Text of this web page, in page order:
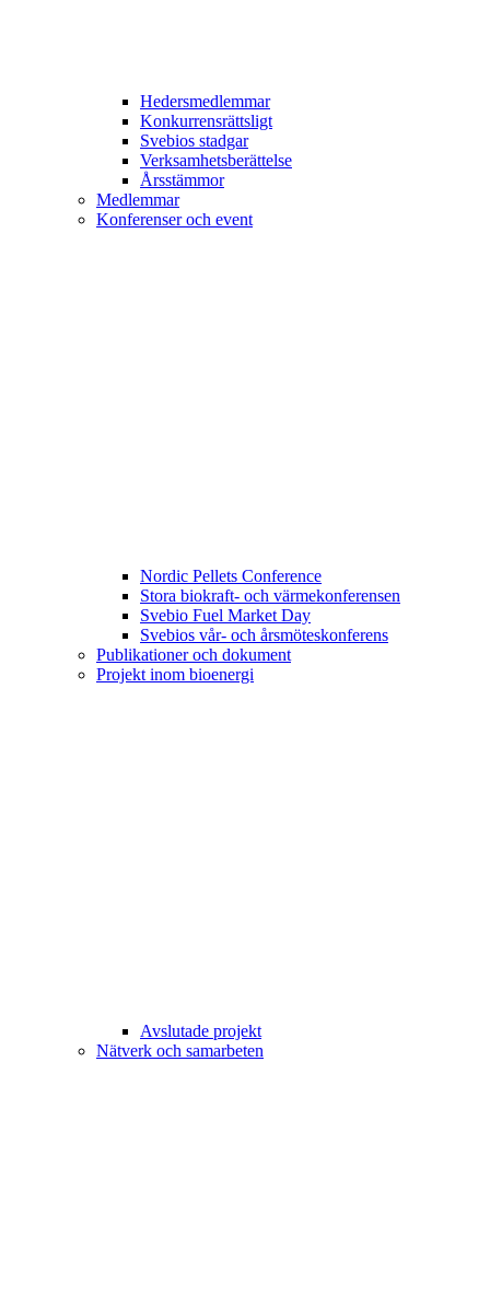
Hedersmedlemmar
Konkurrensrättsligt
Svebios stadgar
Verksamhetsberättelse
Årsstämmor
Medlemmar
Konferenser och event
Nordic Pellets Conference
Stora biokraft- och värmekonferensen
Svebio Fuel Market Day
Svebios vår- och årsmöteskonferens
Publikationer och dokument
Projekt inom bioenergi
Avslutade projekt
Nätverk och samarbeten